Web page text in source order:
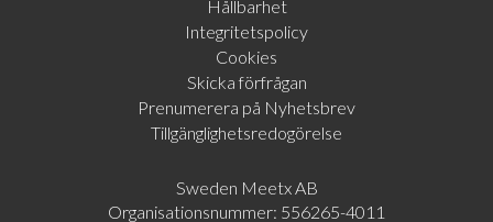
Hållbarhet
Integritetspolicy
Cookies
Skicka förfrågan
Prenumerera på Nyhetsbrev
Tillgänglighetsredogörelse
Sweden Meetx AB
Organisationsnummer: 556265-4011